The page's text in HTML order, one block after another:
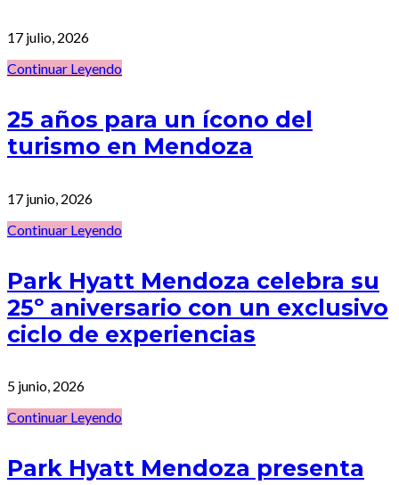
17 julio, 2026
Continuar Leyendo
25 años para un ícono del
turismo en Mendoza
17 junio, 2026
Continuar Leyendo
Park Hyatt Mendoza celebra su
25º aniversario con un exclusivo
ciclo de experiencias
5 junio, 2026
Continuar Leyendo
Park Hyatt Mendoza presenta